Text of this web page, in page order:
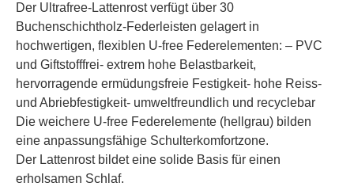
Der Ultrafree-Lattenrost verfügt über 30
Buchenschichtholz-Federleisten gelagert in
hochwertigen, flexiblen U-free Federelementen: – PVC
und Giftstofffrei- extrem hohe Belastbarkeit,
hervorragende ermüdungsfreie Festigkeit- hohe Reiss-
und Abriebfestigkeit- umweltfreundlich und recyclebar
Die weichere U-free Federelemente (hellgrau) bilden
eine anpassungsfähige Schulterkomfortzone.
Der Lattenrost bildet eine solide Basis für einen
erholsamen Schlaf.